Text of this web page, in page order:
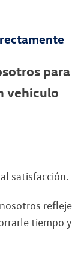
para
vehiculo
satisfacción.
refleje
tiempo y